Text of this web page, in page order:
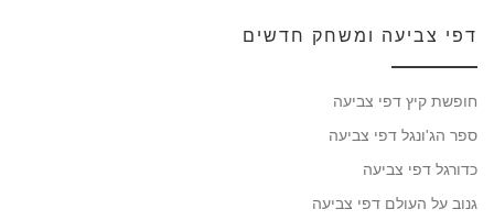
דפי צביעה ומשחק חדשים
חופשת קיץ דפי צביעה
ספר הג'ונגל דפי צביעה
כדורגל דפי צביעה
גנוב על העולם דפי צביעה